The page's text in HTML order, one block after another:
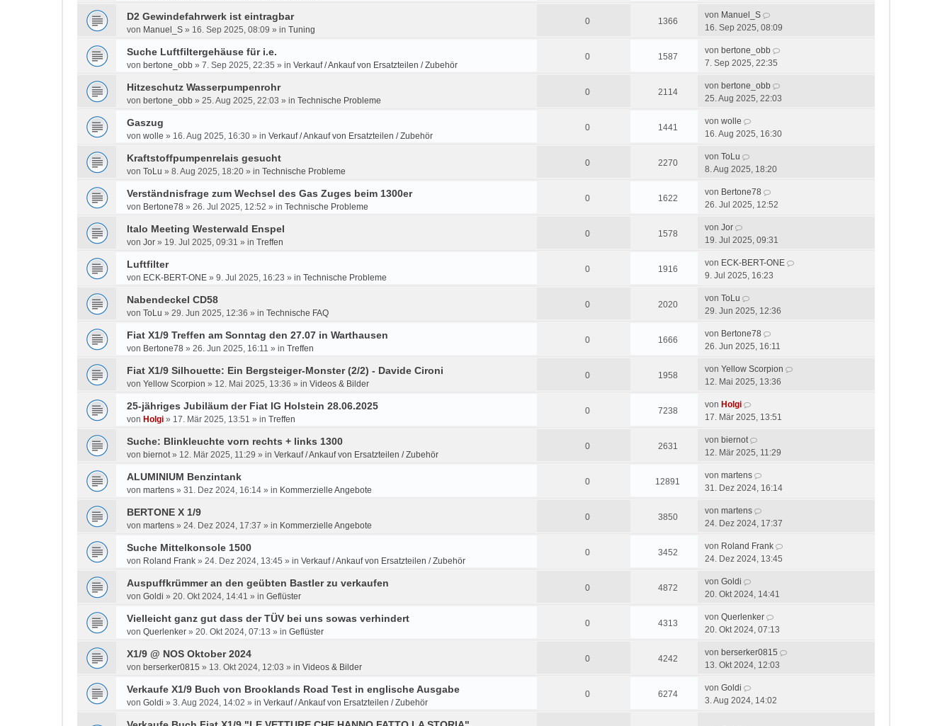
D2 Gewindefahrwerk ist eintragbar
von Manuel_S » 16. Sep 2025, 08:09 » in Tuning
0 1366
von Manuel_S
16. Sep 2025, 08:09
Suche Luftfiltergehäuse für i.e.
von bertone_obb » 7. Sep 2025, 22:35 » in Verkauf / Ankauf von Ersatzteilen / Zubehör
0 1587
von bertone_obb
7. Sep 2025, 22:35
Hitzeschutz Wasserpumpenrohr
von bertone_obb » 25. Aug 2025, 22:03 » in Technische Probleme
0 2114
von bertone_obb
25. Aug 2025, 22:03
Gaszug
von wolle » 16. Aug 2025, 16:30 » in Verkauf / Ankauf von Ersatzteilen / Zubehör
0 1441
von wolle
16. Aug 2025, 16:30
Kraftstoffpumpenrelais gesucht
von ToLu » 8. Aug 2025, 18:20 » in Technische Probleme
0 2270
von ToLu
8. Aug 2025, 18:20
Verständnisfrage zum Wechsel des Gas Zuges beim 1300er
von Bertone78 » 26. Jul 2025, 12:52 » in Technische Probleme
0 1622
von Bertone78
26. Jul 2025, 12:52
Italo Meeting Westerwald Enspel
von Jor » 19. Jul 2025, 09:31 » in Treffen
0 1578
von Jor
19. Jul 2025, 09:31
Luftfilter
von ECK-BERT-ONE » 9. Jul 2025, 16:23 » in Technische Probleme
0 1916
von ECK-BERT-ONE
9. Jul 2025, 16:23
Nabendeckel CD58
von ToLu » 29. Jun 2025, 12:36 » in Technische FAQ
0 2020
von ToLu
29. Jun 2025, 12:36
Fiat X1/9 Treffen am Sonntag den 27.07 in Warthausen
von Bertone78 » 26. Jun 2025, 16:11 » in Treffen
0 1666
von Bertone78
26. Jun 2025, 16:11
Fiat X1/9 Silhouette: Ein Bergsteiger-Monster (2/2) - Davide Cironi
von Yellow Scorpion » 12. Mai 2025, 13:36 » in Videos & Bilder
0 1958
von Yellow Scorpion
12. Mai 2025, 13:36
25-jähriges Jubiläum der Fiat IG Holstein 28.06.2025
von Holgi » 17. Mär 2025, 13:51 » in Treffen
0 7238
von Holgi
17. Mär 2025, 13:51
Suche: Blinkleuchte vorn rechts + links 1300
von biernot» 12. Mär 2025, 11:29 » in Verkauf / Ankauf von Ersatzteilen / Zubehör
0 2631
von biernot
12. Mär 2025, 11:29
ALUMINIUM Benzintank
von martens » 31. Dez 2024, 16:14 » in Kommerzielle Angebote
0 12891
von martens
31. Dez 2024, 16:14
BERTONE X 1/9
von martens » 24. Dez 2024, 17:37 » in Kommerzielle Angebote
0 3850
von martens
24. Dez 2024, 17:37
Suche Mittelkonsole 1500
von Roland Frank » 24. Dez 2024, 13:45 » in Verkauf / Ankauf von Ersatzteilen / Zubehör
0 3452
von Roland Frank
24. Dez 2024, 13:45
Auspuffkrümmer an den geübten Bastler zu verkaufen
von Goldi » 20. Okt 2024, 14:41 » in Geflüster
0 4872
von Goldi
20. Okt 2024, 14:41
Vielleicht ganz gut dass der TÜV bei uns sowas verhindert
von Querlenker » 20. Okt 2024, 07:13 » in Geflüster
0 4313
von Querlenker
20. Okt 2024, 07:13
X1/9 @ NOS Oktober 2024
von berserker0815 » 13. Okt 2024, 12:03 » in Videos & Bilder
0 4242
von berserker0815
13. Okt 2024, 12:03
Verkaufe X1/9 Buch von Brooklands Road Test in englische Ausgabe
von Goldi » 3. Aug 2024, 14:02 » in Verkauf / Ankauf von Ersatzteilen / Zubehör
0 6274
von Goldi
3. Aug 2024, 14:02